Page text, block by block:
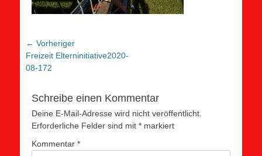
Beitragsnavigation
← Vorheriger
Vorheriger
Beitrag:
Freizeit Elterninitiative2020-
08-172
Schreibe einen Kommentar
Deine E-Mail-Adresse wird nicht veröffentlicht.
Erforderliche Felder sind mit * markiert
Kommentar *